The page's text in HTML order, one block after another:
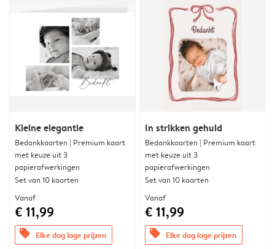
Kleine elegantie
Bedankkaarten | Premium kaart
met keuze uit 3
papierafwerkingen
Set van 10 kaarten
Vanaf
€ 11,99
offers Elke dag lage prijzen
In strikken gehuld
Bedankkaarten | Premium kaart
met keuze uit 3
papierafwerkingen
Set van 10 kaarten
Vanaf
€ 11,99
offers Elke dag lage prijzen